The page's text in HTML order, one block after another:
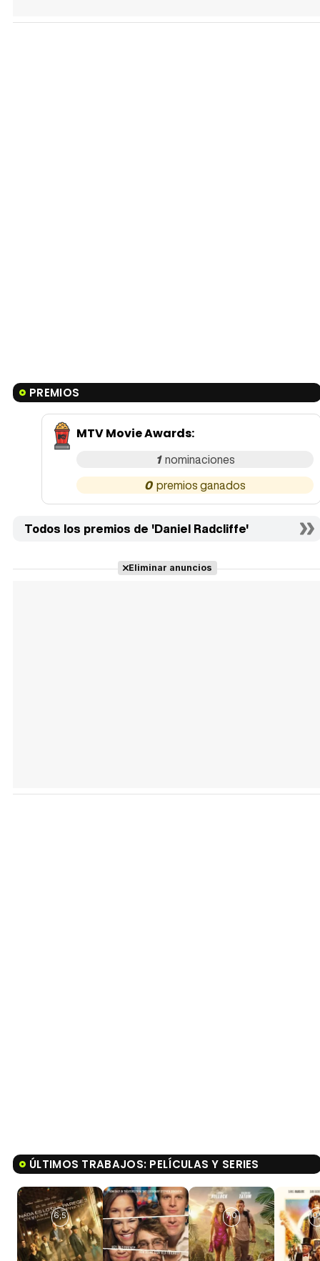
PREMIOS
MTV Movie Awards:
1
0
Todos los premios de 'Daniel Radcliffe'
Eliminar anuncios
ÚLTIMOS TRABAJOS: PELÍCULAS Y SERIES
6,5 7,0